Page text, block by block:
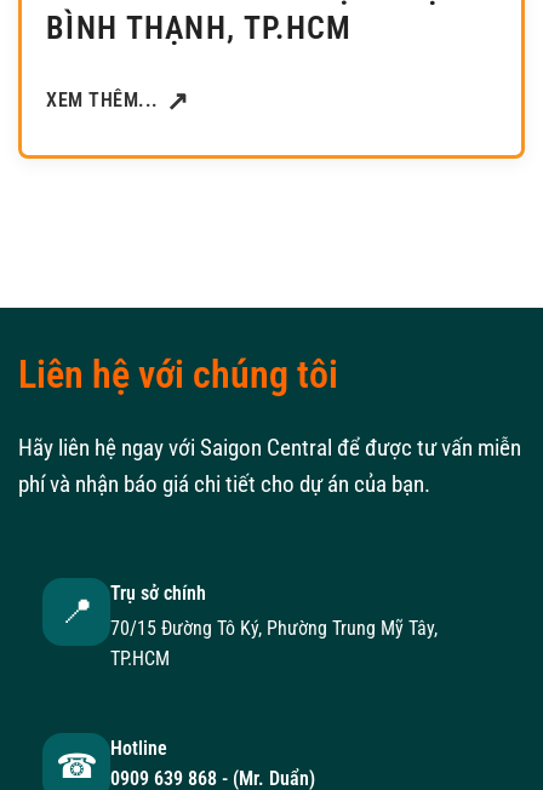
BÌNH THẠNH, TP.HCM
XEM THÊM...
Liên hệ với chúng tôi
Hãy liên hệ ngay với Saigon Central để được tư vấn miễn
phí và nhận báo giá chi tiết cho dự án của bạn.
📍
Trụ sở chính
70/15 Đường Tô Ký, Phường Trung Mỹ Tây,
TP.HCM
☎
Hotline
0909 639 868 - (Mr. Duẩn)